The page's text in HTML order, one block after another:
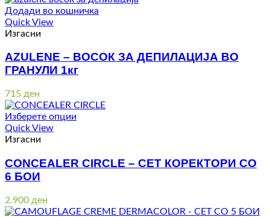
Додади во кошничка
Quick View
Изгасни
AZULENE – ВОСОК ЗА ДЕПИЛАЦИЈА ВО
ГРАНУЛИ 1кг
715 ден
Изберете опции
Quick View
Изгасни
CONCEALER CIRCLE – СЕТ КОРЕКТОРИ СО
6 БОИ
2.900 ден